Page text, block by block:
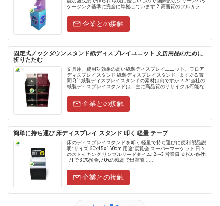
ケージング基準に完全に準拠しています 2.高画質のフルカラー
企業との接触
固定式ノックダウンスタンド紙ディスプレイユニット 文房用品のために
折りたたむ
文具用、費用対効果の高い紙製ディスプレイユニット、フロア
ディスプレイスタンド 紙製ディスプレイスタンド - よくある質
問 Q1: 紙製ディスプレイスタンドの素材は何ですか？ A: 当社の
紙製ディスプレイスタンドは、主に高品質のリサイクル可能な
企業との接触
簡単に持ち運び 床ディスプレイ スタンド 叩く 軽量 テープ
床のディスプレイスタンドを叩く 軽量で持ち運びに便利 製品説
明: サイズ 60x45x160cm 用途: 展覧会 スーパーマーケット 日々
のストッキング サンプルリードタイム: 2〜3 営業日 支払い条件:
T/Tで 30%預金, 70%の残高で出荷前......
企業との接触